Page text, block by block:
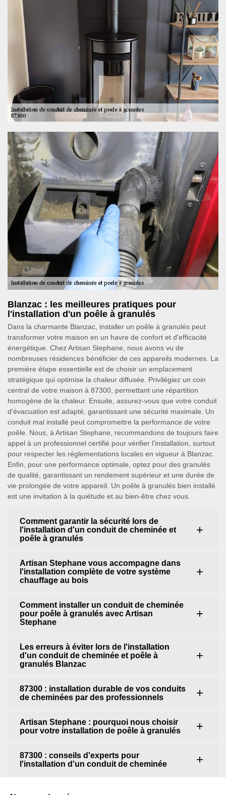
Blanzac : les meilleures pratiques pour
l'installation d'un poêle à granulés
Dans la charmante Blanzac, installer un poêle à granulés peut
transformer votre maison en un havre de confort et d'efficacité
énergétique. Chez Artisan Stephane, nous avons vu de
nombreuses résidences bénéficier de ces appareils modernes. La
première étape essentielle est de choisir un emplacement
stratégique qui optimise la chaleur diffusée. Privilégiez un coin
central de votre maison à 87300, permettant une répartition
homogène de la chaleur. Ensuite, assurez-vous que votre conduit
d'évacuation est adapté, garantissant une sécurité maximale. Un
conduit mal installé peut compromettre la performance de votre
poêle. Nous, à Artisan Stephane, recommandons de toujours faire
appel à un professionnel certifié pour vérifier l'installation, surtout
pour respecter les réglementations locales en vigueur à Blanzac.
Enfin, pour une performance optimale, optez pour des granulés
de qualité, garantissant un rendement supérieur et une durée de
vie prolongée de votre appareil. Un poêle à granulés bien installé
est une invitation à la quiétude et au bien-être chez vous.
Comment garantir la sécurité lors de
l'installation d'un conduit de cheminée et
poêle à granulés
Artisan Stephane vous accompagne dans
l'installation complète de votre système
chauffage au bois
Comment installer un conduit de cheminée
pour poêle à granulés avec Artisan
Stephane
Les erreurs à éviter lors de l'installation
d'un conduit de cheminée et poêle à
granulés Blanzac
87300 : installation durable de vos conduits
de cheminées par des professionnels
Artisan Stephane : pourquoi nous choisir
pour votre installation de poêle à granulés
87300 : conseils d'experts pour
l'installation d'un conduit de cheminée